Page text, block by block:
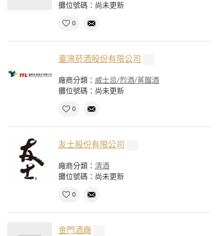
攤位號碼：尚未更新
0
臺灣菸酒股份有限公司
廠商分類： 威士忌/烈酒/蒸餾酒
攤位號碼：尚未更新
0
友士股份有限公司
廠商分類： 清酒
攤位號碼：尚未更新
0
金門酒廠